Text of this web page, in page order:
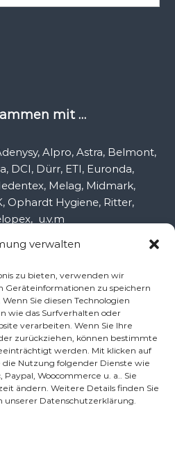
verwalten
zu bieten, verwenden wir
Geräteinformationen zu speichern
Sie diesen Technologien
wie das Surfverhalten oder
verarbeiten. Wenn Sie Ihre
zurückziehen, können bestimmte
werden. Mit klicken auf
die Nutzung folgender Dienste wie
Woocommerce u. a.. Sie
ändern. Weitere Details finden Sie
unserer Datenschutzerklärung.
mit …
Alpro, Astra, Belmont,
DCI, Dürr, ETI, Euronda,
Melag, Midmark,
Ophardt Hygiene, Ritter,
u.v.m
Service